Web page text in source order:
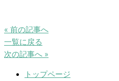
« 前の記事へ
一覧に戻る
次の記事へ »
トップページ